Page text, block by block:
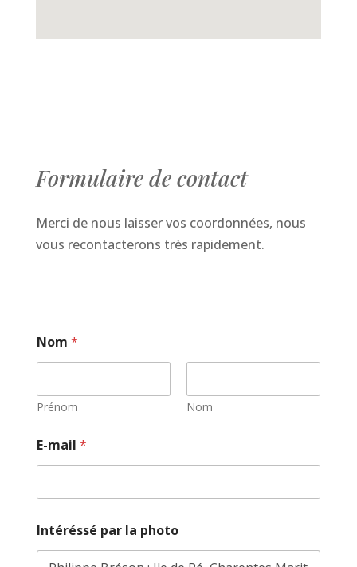
Formulaire de contact
Merci de nous laisser vos coordonnées, nous
vous recontacterons très rapidement.
o
m
e
n
a
i
r
o
p
o
Nom *
Prénom Nom
E-mail *
Intéréssé par la photo